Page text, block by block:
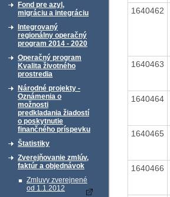
Fond pre azyl,
migráciu a integráciu
Integrovaný
regionálny operačný
program 2014 - 2020
Operačný program
Kvalita životného
prostredia
Národné projekty -
Oznámenia o
možnosti
predkladania žiadostí
o poskytnutie
finančného príspevku
Štatistiky
Zverejňovanie zmlúv,
faktúr a objednávok
Zmluvy zverejnené
od 1.1.2012
1640462
1640463
1640464
1640465
1640466